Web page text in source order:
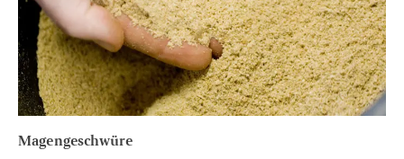
Magengeschwüre